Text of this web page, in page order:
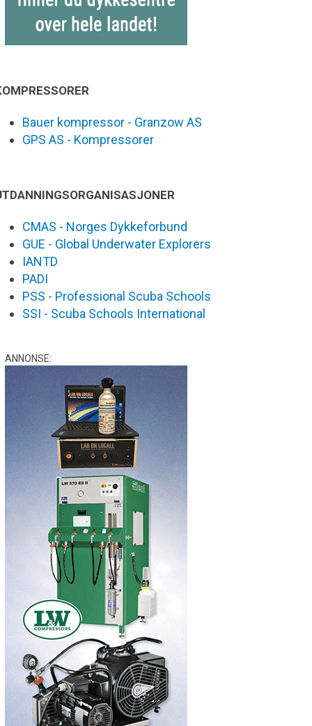
Bauer kompressor - Granzow AS
GPS AS - Kompressorer
CMAS - Norges Dykkeforbund
GUE - Global Underwater Explorers
IANTD
PADI
PSS - Professional Scuba Schools
SSI - Scuba Schools International
ANNONSE: